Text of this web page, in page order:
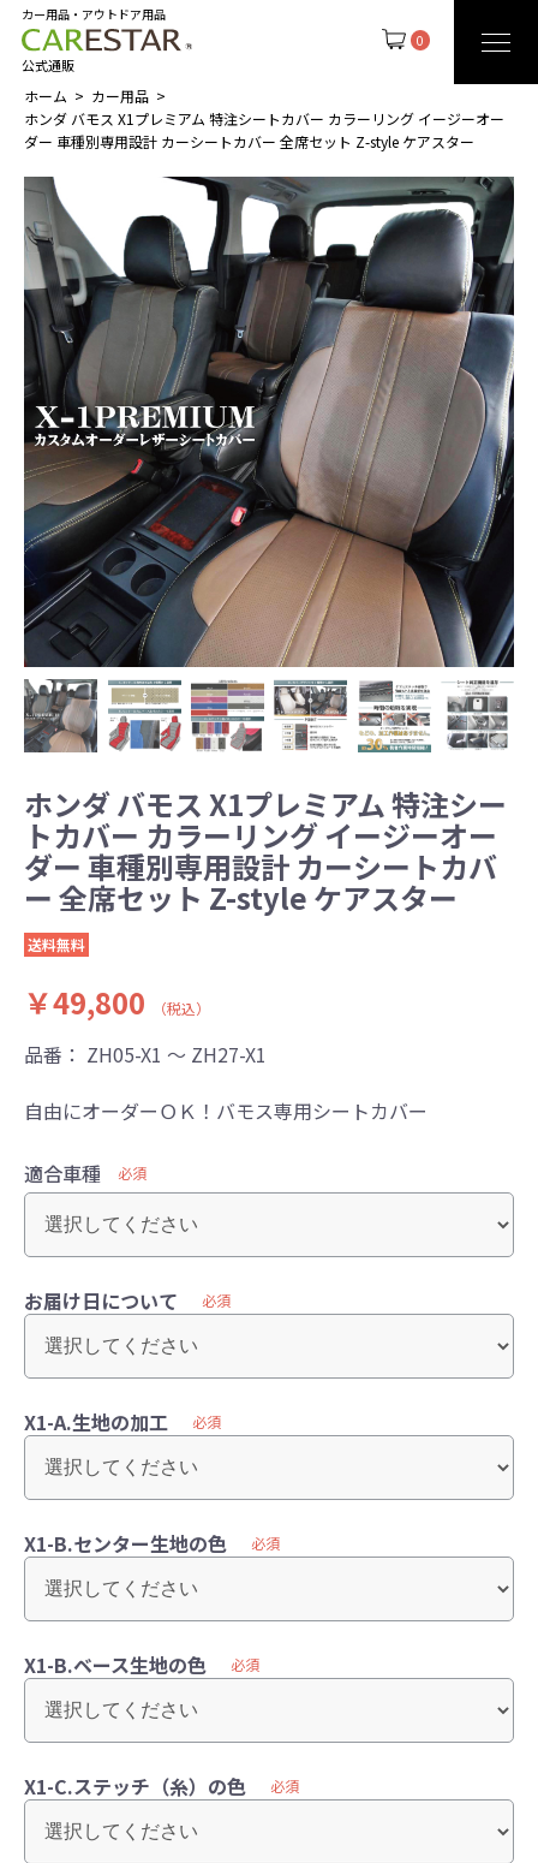
0
カー用品・アウトドア用品
公式通販
ホーム
カー用品
ホンダ バモス X1プレミアム 特注シートカバー カラーリング イージーオー
ダー 車種別専用設計 カーシートカバー 全席セット Z-style ケアスター
ホンダ バモス X1プレミアム 特注シー
トカバー カラーリング イージーオー
ダー 車種別専用設計 カーシートカバ
ー 全席セット Z-style ケアスター
送料無料
￥49,800 （税込）
品番： ZH05-X1 ～ ZH27-X1
自由にオーダーＯＫ！バモス専用シートカバー
適合車種 必須
お届け日について 必須
X1-A.生地の加工 必須
X1-B.センター生地の色 必須
X1-B.ベース生地の色 必須
X1-C.ステッチ（糸）の色 必須